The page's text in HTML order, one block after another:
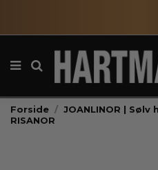
Forside
JOANLINOR |
RISANOR